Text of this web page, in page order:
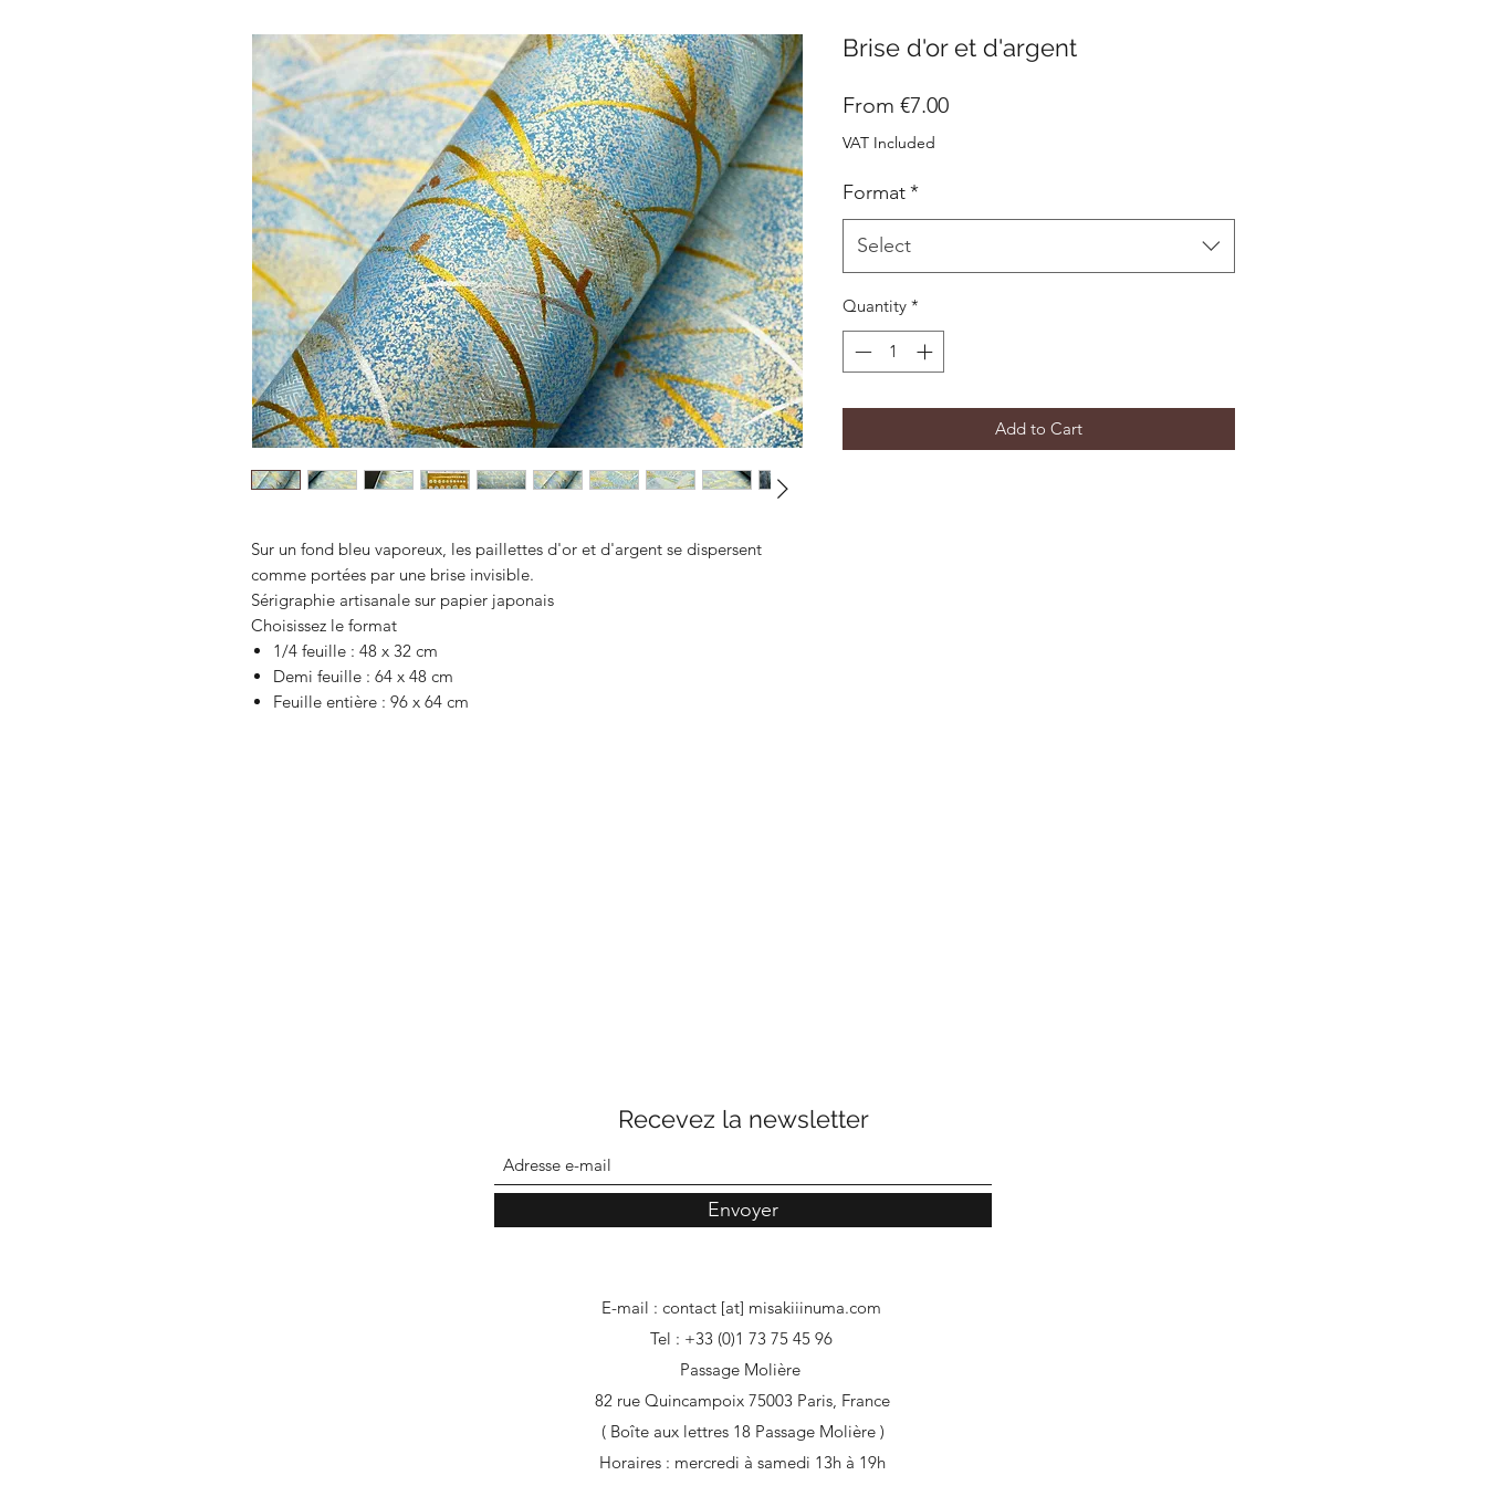
Sur un fond bleu vaporeux, les paillettes d'or et d'argent se dispersent
comme portées par une brise invisible.
Sérigraphie artisanale sur papier japonais
Choisissez le format
1/4 feuille : 48 x 32 cm
Demi feuille : 64 x 48 cm
Feuille entière : 96 x 64 cm
Brise d'or et d'argent
From €7.00Sale
VAT Included
Format*
Select
Quantity *
Add to Cart
Recevez la newsletter
Envoyer
E-mail : contact [at] misakiiinuma.com
Tel : +33 (0)1 73 75 45 96
Passage Molière
82 rue Quincampoix 75003 Paris, France
( Boîte aux lettres 18 Passage Molière )
Horaires : mercredi à samedi 13h à 19h